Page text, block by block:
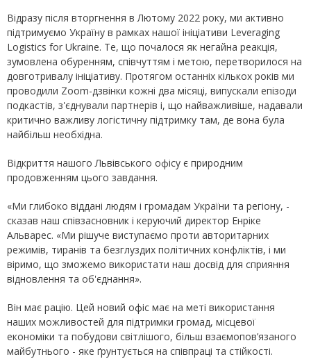
Відразу після вторгнення в Лютому 2022 року, ми активно
підтримуємо Україну в рамках нашої ініціативи Leveraging
Logistics for Ukraine. Те, що почалося як негайна реакція,
зумовлена обуренням, співчуттям і метою, перетворилося на
довготривалу ініціативу. Протягом останніх кількох років ми
проводили Zoom-дзвінки кожні два місяці, випускали епізоди
подкастів, з'єднували партнерів і, що найважливіше, надавали
критично важливу логістичну підтримку там, де вона була
найбільш необхідна.
Відкриття нашого Львівського офісу є природним
продовженням цього завдання.
«Ми глибоко віддані людям і громадам України та регіону, -
сказав наш співзасновник і керуючий директор Енріке
Альварес. «Ми рішуче виступаємо проти авторитарних
режимів, тиранів та безглуздих політичних конфліктів, і ми
віримо, що зможемо використати наш досвід для сприяння
відновлення та об'єднання».
Він має рацію. Цей новий офіс має на меті використання
наших можливостей для підтримки громад, місцевої
економіки та побудови світлішого, більш взаємопов’язаного
майбутнього - яке ґрунтується на співпраці та стійкості.